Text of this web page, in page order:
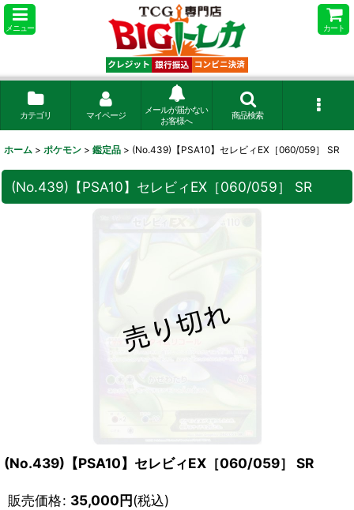
メニュー カート
カテゴリ マイページ
メールが届かない
お客様へ
商品検索
ホーム > ポケモン > 鑑定品 > (No.439)【PSA10】セレビィEX［060/059］ SR
(No.439)【PSA10】セレビィEX［060/059］ SR
(No.439)【PSA10】セレビィEX［060/059］ SR
販売価格: 35,000円(税込)